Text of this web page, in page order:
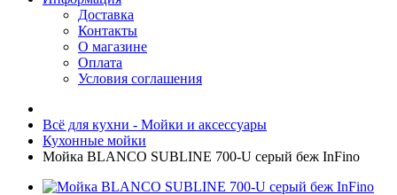
Доставка
Контакты
О магазине
Оплата
Условия соглашения
Всё для кухни - Мойки и аксессуары
Кухонные мойки
Мойка BLANCO SUBLINE 700-U серый беж InFino